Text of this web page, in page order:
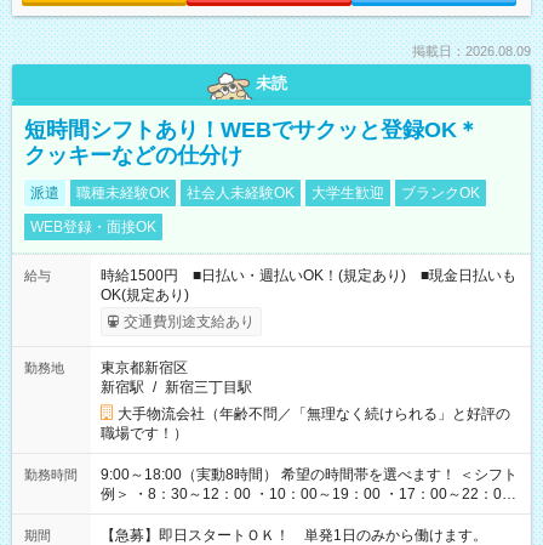
掲載日：2026.08.09
未読
短時間シフトあり！WEBでサクッと登録OK＊
クッキーなどの仕分け
派遣 職種未経験OK 社会人未経験OK 大学生歓迎
ブランクOK
WEB登録・面接OK
給与
時給1500円 ■日払い・週払いOK！(規定あり) ■現金日払いも
OK(規定あり)
交通費別途支給あり
勤務地
東京都新宿区
新宿駅 / 新宿三丁目駅
大手物流会社（年齢不問／「無理なく続けられる」と好評の
職場です！）
勤務時間
9:00～18:00（実動8時間） 希望の時間帯を選べます！ ＜シフト
例＞ ・8：30～12：00 ・10：00～19：00 ・17：00～22：00
・13：00～22：00 ・22：00～翌6：00 など
期間 【急募】即日スタートＯＫ！ 単発1日のみから働けます。